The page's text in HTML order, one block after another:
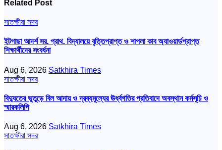
Related Post
সাতক্ষীরা সদর
ইটগাছা আদর্শ সর. প্রাথ. বিদ্যালয়ে বৃত্তিপ্রাপ্ত ও শাপলা কাব অ্যাওয়ার্ডপ্রাপ্ত
শিক্ষার্থীদের সংবর্ধনা
Aug 6, 2026 Satkhira Times
সাতক্ষীরা সদর
বিদ্যুতের ভূতুড়ে বিল আদায় ও দ্রব্যমূল্যের ঊর্ধ্বগতির প্রতিবাদে অবস্থান কর্মসূচি ও
স্মারকলিপি
Aug 6, 2026 Satkhira Times
সাতক্ষীরা সদর